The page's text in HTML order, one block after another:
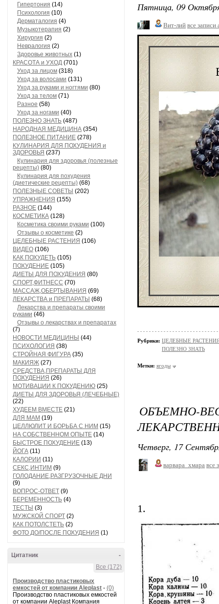
Гипертония (14)
Психология (10)
Дерматалогия (4)
Музыкотерапия (2)
Хирургия (2)
Невралогия (2)
Здоровье животных (1)
КРАСОТА и УХОД (701)
Уход за лицом (318)
Уход за волосами (131)
Уход за руками и ногтями (80)
Уход за телом (71)
Разное (58)
Уход за ногами (40)
ПОЛЕЗНО ЗНАТЬ (487)
НАРОДНАЯ МЕДИЦИНА (354)
ПОЛЕЗНОЕ ПИТАНИЕ (278)
КУЛИНАРИЯ ДЛЯ ПОХУДЕНИЯ и
ЗДОРОВЬЯ (237)
Кулинария для здоровья (полезные
рецепты) (80)
Кулинария для похудения
(диетические рецепты) (68)
ПОЛЕЗНЫЕ СОВЕТЫ (202)
УПРАЖНЕНИЯ (155)
РАЗНОЕ (144)
КОСМЕТИКА (128)
Косметика своими руками (100)
Отзывы о косметике (2)
ЦЕЛЕБНЫЕ РАСТЕНИЯ (106)
ВИДЕО (106)
КАК ПОХУДЕТЬ (105)
ПОХУДЕНИЕ (105)
ДИЕТЫ ДЛЯ ПОХУДЕНИЯ (80)
СПОРТ,ФИТНЕСС (70)
МАССАЖ,ОБЕРТЫВАНИЯ (69)
ЛЕКАРСТВА и ПРЕПАРАТЫ (68)
Лекарства и препараты своими
руками (46)
Отзывы о лекарствах и препаратах
(7)
НОВОСТИ МЕДИЦИНЫ (44)
ПСИХОЛОГИЯ (38)
СТРОЙНАЯ ФИГУРА (35)
МАКИЯЖ (27)
СРЕДСТВА,ПРЕПАРАТЫ ДЛЯ
ПОХУДЕНИЯ (26)
МОТИВАЦИИ К ПОХУДЕНИЮ (25)
ДИЕТЫ ДЛЯ ЗДОРОВЬЯ (ЛЕЧЕБНЫЕ)
(22)
ХУДЕЕМ ВМЕСТЕ (21)
ДЛЯ МАМ (19)
ЦЕЛЛЮЛИТ И БОРЬБА С НИМ (15)
НА СОБСТВЕННОМ ОПЫТЕ (14)
БЫСТРОЕ ПОХУДЕНИЕ (13)
ЙОГА (11)
КАЛОРИИ (11)
СЕКС,ИНТИМ (9)
ГОЛОДАНИЕ,РАЗГРУЗОЧНЫЕ ДНИ
(9)
ВОПРОС-ОТВЕТ (9)
БЕРЕМЕННОСТЬ (4)
ТЕСТЫ (3)
МУЖСКОЙ СПОРТ (2)
КАК ПОТОЛСТЕТЬ (2)
ФОТО ДО/ПОСЛЕ ПОХУДЕНИЯ (1)
-
Цитатник
Все (172)
Производство пластиковых
емкостей от компании Aleplast - (0)
Производство пластиковых емкостей
от компании Aleplast Компания
Пятница, 09
Вит-лий все записи
Рубрики: ЦЕЛЕБНЫЕ
ПОЛЕЗНО ЗНАТЬ
Метки: ягоды
Четверг, 17
варвара_хмара все
1.